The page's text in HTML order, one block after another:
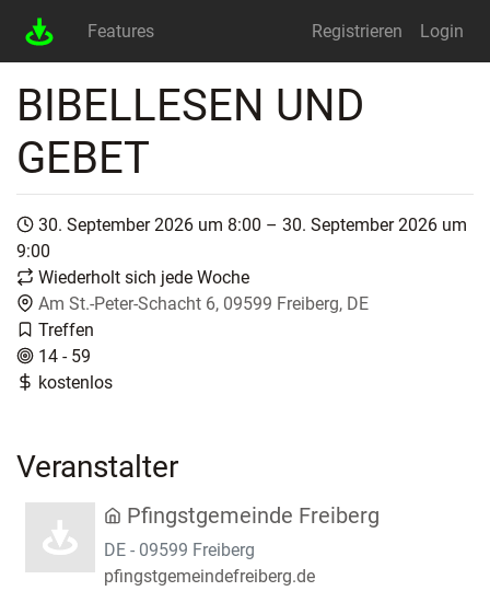
Features Registrieren Login
BIBELLESEN UND
GEBET
30. September 2026 um 8:00 – 30. September 2026 um
9:00
Wiederholt sich jede Woche
Am St.-Peter-Schacht 6, 09599 Freiberg, DE
Treffen
14 - 59
kostenlos
Veranstalter
Pfingstgemeinde Freiberg
DE - 09599 Freiberg
pfingstgemeindefreiberg.de